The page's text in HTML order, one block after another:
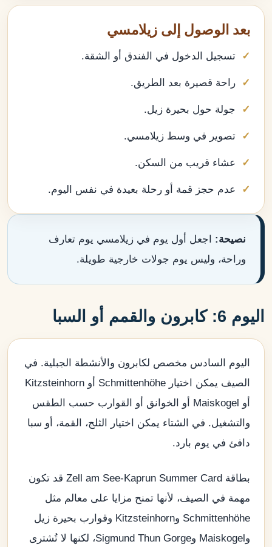
بعد الوصول إلى زيلامسي
تسجيل الدخول في الفندق أو الشقة.
راحة قصيرة بعد الطريق.
جولة حول بحيرة زيل.
تصوير في وسط زيلامسي.
عشاء قريب من السكن.
عدم حجز قمة أو رحلة بعيدة في نفس اليوم.
نصيحة: اجعل أول يوم في زيلامسي يوم تعارف
وراحة، وليس يوم جولات خارجية طويلة.
اليوم 6: كابرون والقمم أو السبا
اليوم السادس مخصص لكابرون والأنشطة الجبلية. في
الصيف يمكن اختيار Schmittenhöhe أو Kitzsteinhorn
أو Maiskogel أو الخوانق أو القوارب حسب الطقس
والتشغيل. في الشتاء يمكن اختيار الثلج، القمة، أو سبا
دافئ في يوم بارد.
بطاقة Zell am See-Kaprun Summer Card قد تكون
مهمة في الصيف، لأنها تمنح مزايا على معالم مثل
Schmittenhöhe وKitzsteinhorn وقوارب بحيرة زيل
وMaiskogel وSigmund Thun Gorge، لكنها لا تُشترى